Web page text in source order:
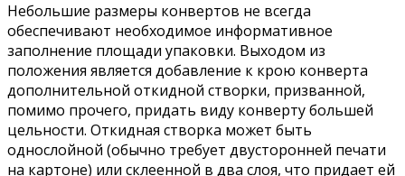
Небольшие размеры конвертов не всегда
обеспечивают необходимое информативное
заполнение площади упаковки. Выходом из
положения является добавление к крою конверта
дополнительной откидной створки, призванной,
помимо прочего, придать виду конверту большей
цельности. Откидная створка может быть
однослойной (обычно требует двусторонней печати
на картоне) или склеенной в два слоя, что придает ей